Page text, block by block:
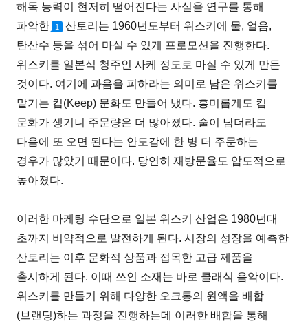
해독 능력이 현저히 떨어진다는 사실을 연구를 통해
파악한
1
산토리는 1960년도부터 위스키에 물, 얼음,
탄산수 등을 섞어 마실 수 있게 프로모션을 진행한다.
위스키를 일본식 청주인 사케 정도로 마실 수 있게 만든
것이다. 여기에 과음을 피하라는 의미로 남은 위스키를
맡기는 킵(Keep) 문화도 만들어 냈다. 흥미롭게도 킵
문화가 생기니 주문량은 더 많아졌다. 술이 남더라도
다음에 또 오면 된다는 안도감에 한 병 더 주문하는
경우가 많았기 때문이다. 당연히 재방문율도 압도적으로
높아졌다.
이러한 마케팅 수단으로 일본 위스키 산업은 1980년대
초까지 비약적으로 발전하게 된다. 시장의 성장을 예측한
산토리는 이후 문화적 상품과 접목한 고급 제품을
출시하게 된다. 이때 쓰인 소재는 바로 클래식 음악이다.
위스키를 만들기 위해 다양한 오크통의 원액을 배합
(브랜딩)하는 과정을 진행하는데 이러한 배합을 통해